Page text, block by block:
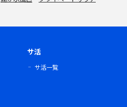
サ活
サ活一覧